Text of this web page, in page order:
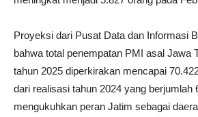
Proyeksi dari Pusat Data dan Informasi
bahwa total penempatan PMI asal Jawa
tahun 2025 diperkirakan mencapai
dari realisasi tahun 2024 yang berjumlah
mengukuhkan peran Jatim sebagai